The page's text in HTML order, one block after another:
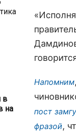
в
на
Напомним
пост
фразой,